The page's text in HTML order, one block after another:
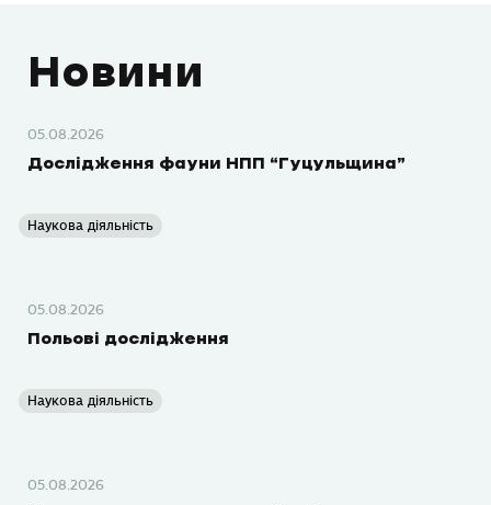
Новини
05.08.2026
Дослідження фауни НПП “Гуцульщина”
Наукова діяльність
05.08.2026
Польові дослідження
Наукова діяльність
05.08.2026